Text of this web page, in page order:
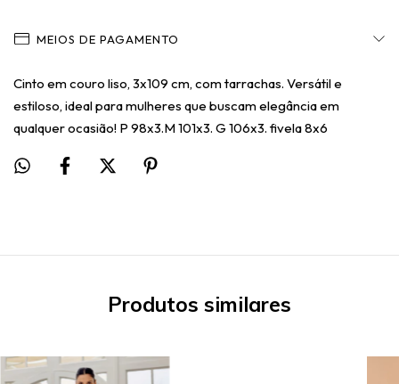
MEIOS DE PAGAMENTO
Cinto em couro liso, 3x109 cm, com tarrachas. Versátil e
estiloso, ideal para mulheres que buscam elegância em
qualquer ocasião! P 98x3.M 101x3. G 106x3. fivela 8x6
Produtos similares